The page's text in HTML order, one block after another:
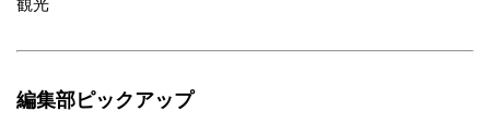
編集部ピックアップ